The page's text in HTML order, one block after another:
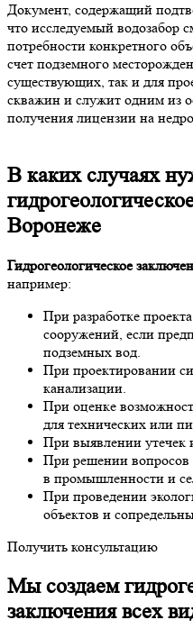
Документ, содержащий
что исследуемый водозабор
потребности конкретного
счет подземного
существующих, так и для
скважин и служит одним из
получения лицензии на
В каких случаях
Воронеже
Гидрогеологическое
например:
При разработке
сооружений, если
подземных вод.
При проектировании
канализации.
При оценке
для технических или
При выявлении утечек
При решении вопросов
в промышленности и
При проведении
объектов и
Получить консультацию
Мы создаем
заключения всех